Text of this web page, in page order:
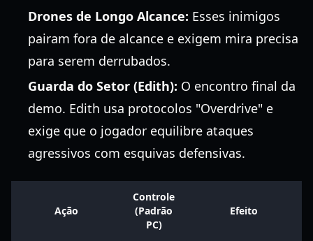
Drones de Longo Alcance: Esses inimigos
pairam fora de alcance e exigem mira precisa
para serem derrubados.
Guarda do Setor (Edith): O encontro final da
demo. Edith usa protocolos "Overdrive" e
exige que o jogador equilibre ataques
agressivos com esquivas defensivas.
Ação
Controle
(Padrão
PC)
Efeito